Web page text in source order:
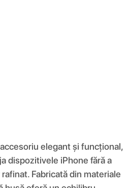
elegant și funcțional,
dispozitivele iPhone fără a
Fabricată din materiale